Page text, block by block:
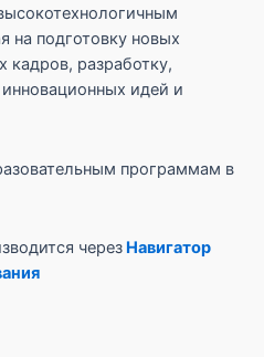
на подготовку новых
кадров, разработку,
идей и
программам в
через Навигатор